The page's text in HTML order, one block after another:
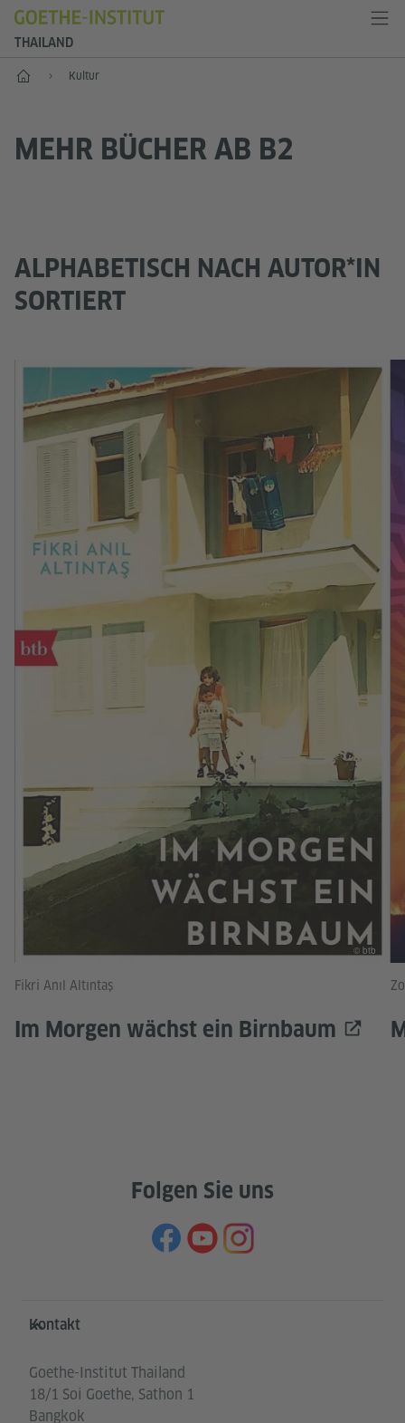
THAILAND
Start Kultur
MEHR BÜCHER AB B2
ALPHABETISCH NACH AUTOR*IN
SORTIERT
Fikri Anıl Altıntaş
Im Morgen wächst ein Birnbaum
© btb
Folgen Sie uns
Service- und Informationsbereich
Kontakt
Goethe-Institut Thailand
18/1 Soi Goethe, Sathon 1
Bangkok